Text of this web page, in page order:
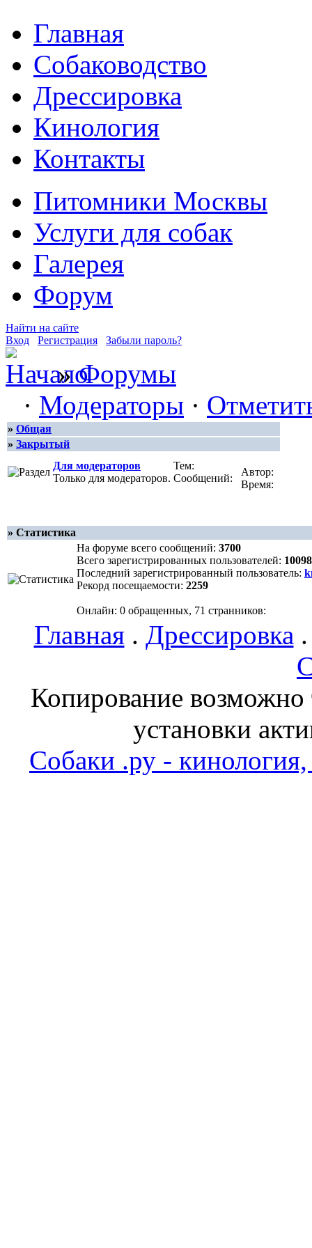
Главная
Собаководство
Дрессировка
Кинология
Контакты
Питомники Москвы
Услуги для собак
Галерея
Форум
Найти на сайте
Вход
Регистрация Забыли пароль?
»Форумы
· Модераторы ·
» Общая
» Закрытый
Для модераторов
Только для модераторов.
Тем:
Сообщений:
Автор:
Время:
» Статистика
На форуме всего сообщений: 3700
Всего зарегистрированных пользователей:
Последний зарегистрированный пользователь:
Рекорд посещаемости: 2259
Онлайн: 0 обращенных, 71 странников:
Главная. Дрессировка
Копирование возможно
установки
Собаки .ру - кинология,